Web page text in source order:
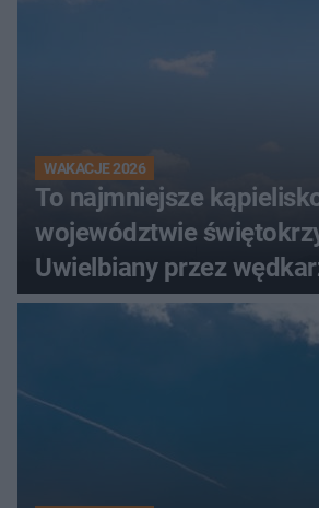
WAKACJE 2026
To najmniejsze
województwie
Uwielbiany przez
turystów